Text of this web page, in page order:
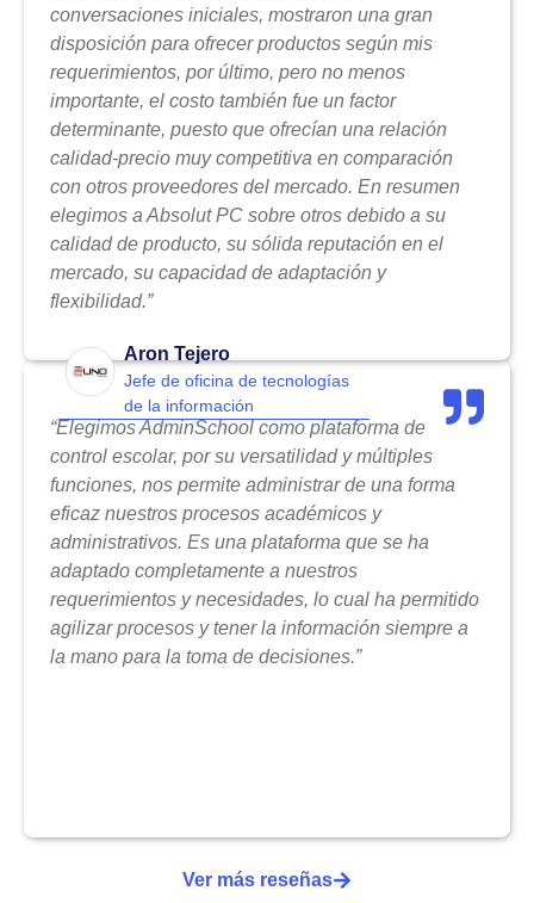
conversaciones iniciales, mostraron una gran
disposición para ofrecer productos según mis
requerimientos, por último, pero no menos
importante, el costo también fue un factor
determinante, puesto que ofrecían una relación
calidad-precio muy competitiva en comparación
con otros proveedores del mercado. En resumen
elegimos a Absolut PC sobre otros debido a su
calidad de producto, su sólida reputación en el
mercado, su capacidad de adaptación y
flexibilidad.”
Aron Tejero
Jefe de oficina de tecnologías
de la información
“Elegimos AdminSchool como plataforma de
control escolar, por su versatilidad y múltiples
funciones, nos permite administrar de una forma
eficaz nuestros procesos académicos y
administrativos. Es una plataforma que se ha
adaptado completamente a nuestros
requerimientos y necesidades, lo cual ha permitido
agilizar procesos y tener la información siempre a
la mano para la toma de decisiones.”
Ver más reseñas